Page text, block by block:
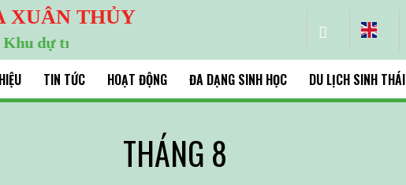
XUÂN THỦY
trữ sinh quyển thế giới
TIN TỨC HOẠT ĐỘNG ĐA DẠNG SINH HỌC DU LỊCH SINH THÁI
THÁNG 8